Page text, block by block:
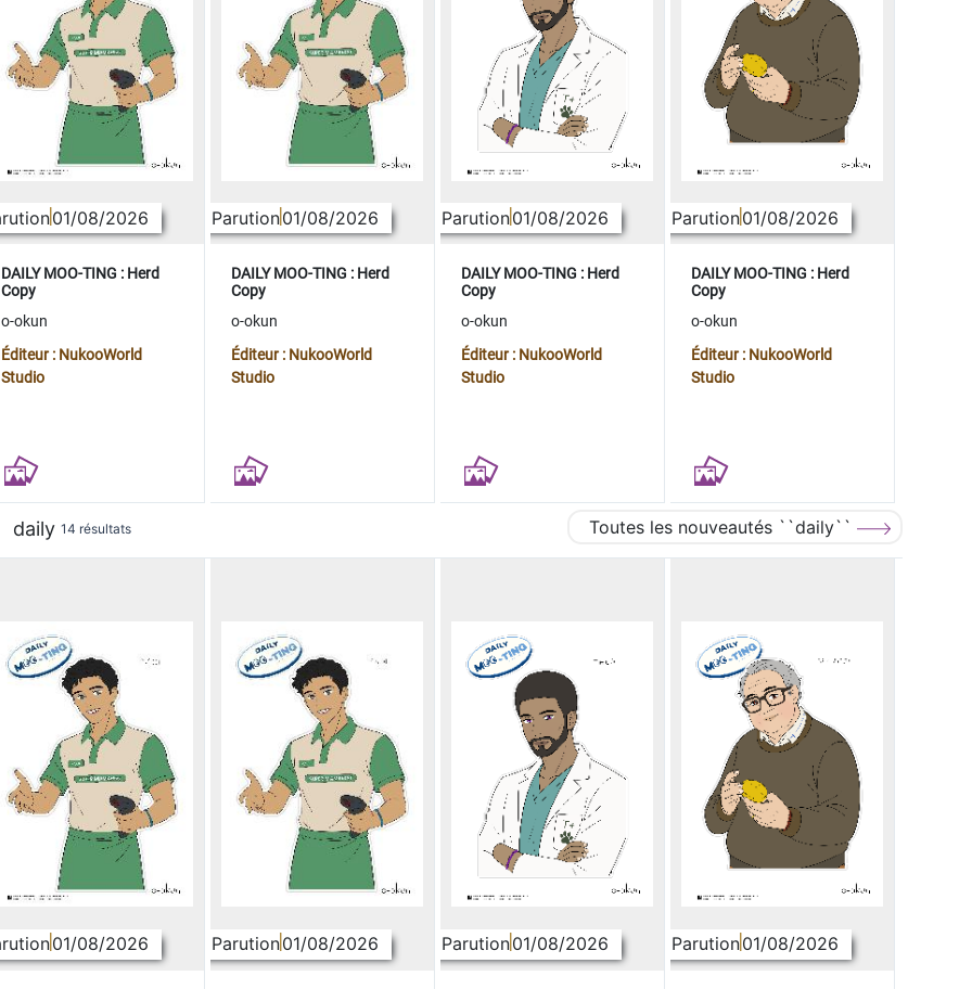
01/08/2026
DAILY MOO-TING : Herd
Copy
o-okun
Éditeur : NukooWorld
Studio
Parution01/08/2026
DAILY MOO-TING : Herd
Copy
o-okun
Éditeur : NukooWorld
Studio
Parution01/08/2026
DAILY MOO-TING : Herd
Copy
o-okun
Éditeur : NukooWorld
Studio
Parution01/08/2026
DAILY MOO-TING : Herd
Copy
o-okun
Éditeur : NukooWorld
Studio
daily 14 résultats Toutes les nouveautés ``daily``
01/08/2026 Parution01/08/2026 Parution01/08/2026 Parution01/08/2026